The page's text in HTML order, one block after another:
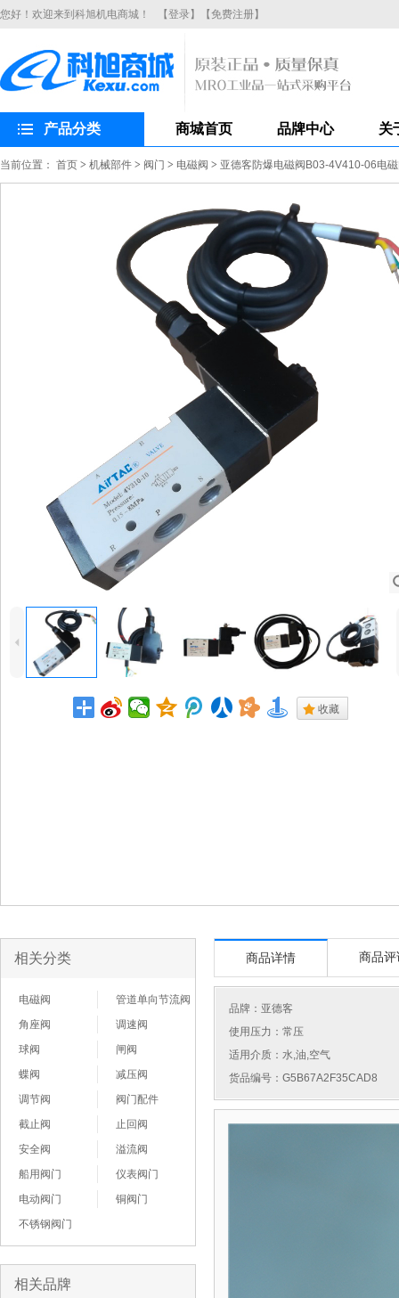
您好！欢迎来到科旭机电商城！ 【登录】 【免费注册】
产品分类 商城首页 品牌中心 关
当前位置： 首页 > 机械部件 > 阀门 > 电磁阀 > 亚德客防爆电磁阀B03-4V410-06电
4
. 收藏
相关分类
电磁阀
管道单向节流阀
角座阀
调速阀
球阀
闸阀
蝶阀
减压阀
调节阀
阀门配件
截止阀
止回阀
安全阀
溢流阀
船用阀门
仪表阀门
电动阀门
铜阀门
不锈钢阀门
相关品牌
商品详情 商品评
品牌： 亚德客
使用压力：常压
适用介质：水,油,空气
货品编号：G5B67A2F35CAD8